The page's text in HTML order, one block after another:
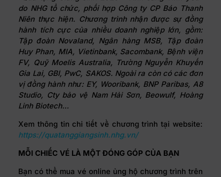
do NHG tổ chức, phối hợp Công ty CP Báo Thanh
Niên thực hiện. Chương trình nhận được sự đồng
hành tích cực của nhiều doanh nghiệp lớn, gồm:
Tập đoàn Novaland, Ngân hàng MSB, Tập đoàn
Huy Phan, MIA, Vietinbank, Sacombank, Bệnh viện
FV, Quỹ Moelis Australia, Trường Nguyễn Khuyến
Gia Lai, GBI, PwC, SAKOS. Ngoài ra còn có các đơn
vị đồng hành như: EY, Wooribank, BNP Paribas, A8
Studio, Cty bảo vệ Nam Hải Sơn, Beowulf, Hoàng
Linh Biotech…
Xem thông tin chi tiết về chương trình tại website:
https://quatanggiangsinh.nhg.vn/
MỖI CHIẾC VÉ LÀ MỘT ĐÓNG GÓP CỦA BẠN
Bạn có thể mua vé online ủng hộ chương trình trên